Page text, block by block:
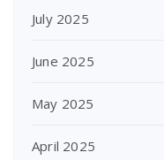
July 2025
June 2025
May 2025
April 2025